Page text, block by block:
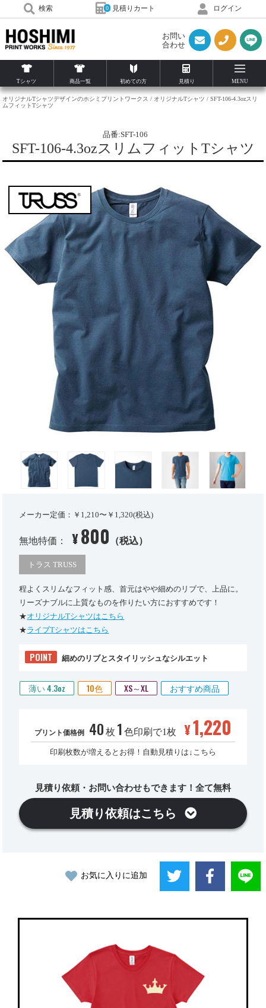
検索 0 見積りカート ログイン
お問い
合わせ
Tシャツ 商品一覧 初めての方 見積り MENU
オリジナルTシャツデザインのホシミプリントワークス オリジナルTシャツ
SFT-106-4.3ozスリ
ムフィットTシャツ
品番:SFT-106
SFT-106-4.3ozスリムフィットTシャツ
メーカー定価：￥1,210〜￥1,320(税込)
無地特価： ¥800 （税込）
トラス TRUSS
程よくスリムなフィット感、首元はやや細めのリブで、上品に。
リーズナブルに上質なものを作りたい方におすすめです！
★オリジナルTシャツはこちら
★ライブTシャツはこちら
POINT 細めのリブとスタイリッシュなシルエット
薄い 4.3oz 10色 XS～XL おすすめ商品
プリント価格例 40 枚 1 色印刷で1枚 ¥1,220
印刷枚数が増えるとお得！自動見積りは↓こちら
見積り依頼・お問い合わせもできます！全て無料
見積り依頼はこちら
お気に入りに追加